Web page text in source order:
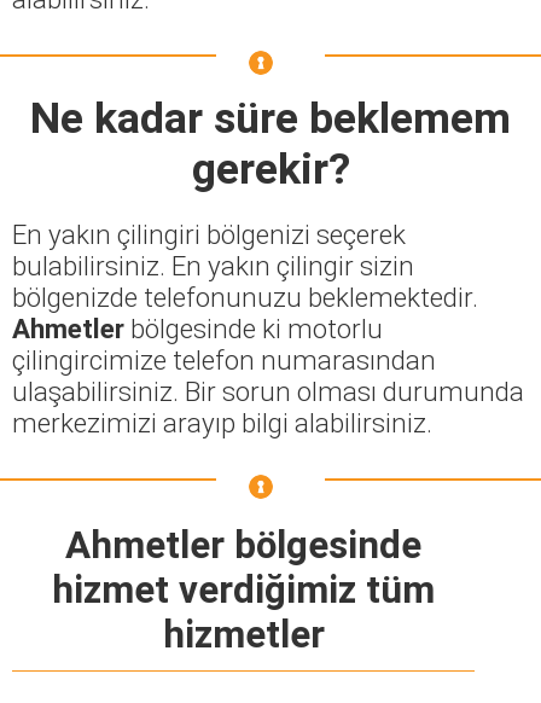
Ne kadar süre beklemem
gerekir?
En yakın çilingiri bölgenizi seçerek
bulabilirsiniz. En yakın çilingir sizin
bölgenizde telefonunuzu beklemektedir.
Ahmetler bölgesinde ki motorlu
çilingircimize telefon numarasından
ulaşabilirsiniz. Bir sorun olması durumunda
merkezimizi arayıp bilgi alabilirsiniz.
Ahmetler bölgesinde
hizmet verdiğimiz tüm
hizmetler